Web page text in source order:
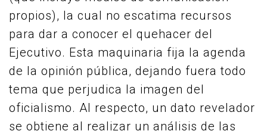
propios), la cual no escatima recursos
para dar a conocer el quehacer del
Ejecutivo. Esta maquinaria fija la agenda
de la opinión pública, dejando fuera todo
tema que perjudica la imagen del
oficialismo. Al respecto, un dato revelador
se obtiene al realizar un análisis de las